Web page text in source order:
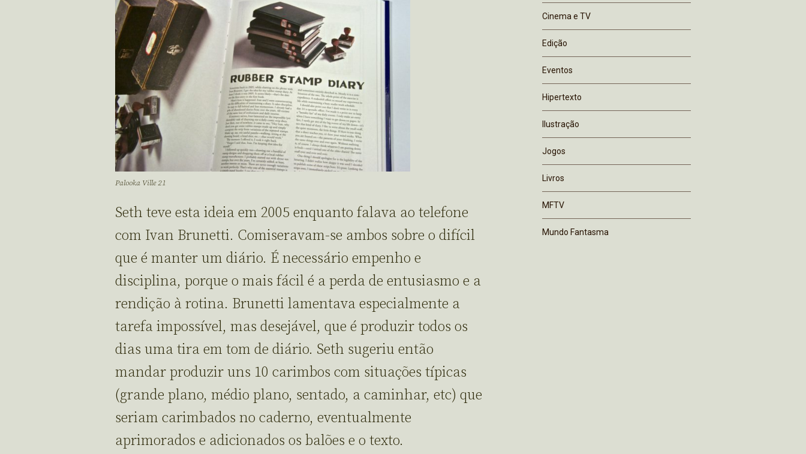
Palooka Ville 21
Seth teve esta ideia em 2005 enquanto falava ao telefone
com Ivan Brunetti. Comiseravam-se ambos sobre o difícil
que é manter um diário. É necessário empenho e
disciplina, porque o mais fácil é a perda de entusiasmo e a
rendição à rotina. Brunetti lamentava especialmente a
tarefa impossível, mas desejável, que é produzir todos os
dias uma tira em tom de diário. Seth sugeriu então
mandar produzir uns 10 carimbos com situações típicas
(grande plano, médio plano, sentado, a caminhar, etc) que
seriam carimbados no caderno, eventualmente
aprimorados e adicionados os balões e o texto.
Cinema e TV
Edição
Eventos
Hipertexto
Ilustração
Jogos
Livros
MFTV
Mundo Fantasma